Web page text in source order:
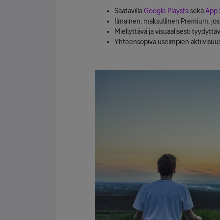
SaatavillaGoogle PlaystasekäApp
Ilmainen, maksullinen Premium,
Miellyttävä ja visuaalisesti
Yhteensopiva useimpien